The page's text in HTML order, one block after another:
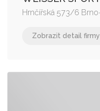
Hrnčířská 573/6
Zobrazit detail firmy